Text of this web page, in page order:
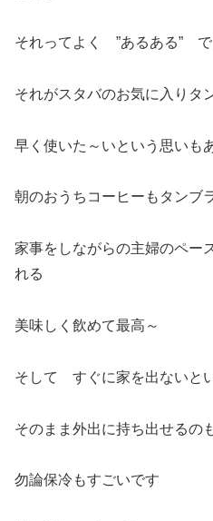
それってよく ”あるある” で
それがスタバのお気に入りタ
早く使いた～いという思いも
朝のおうちコーヒーもタンブ
家事をしながらの主婦のペー
れる
美味しく飲めて最高～
そして すぐに家を出ないと
そのまま外出に持ち出せるの
勿論保冷もすごいです